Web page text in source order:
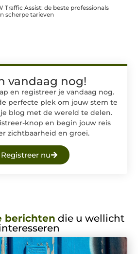
Traffic Assist: de beste professionals
scherpe tarieven
vandaag nog!
en registreer je vandaag nog.
perfecte plek om jouw stem te
blog met de wereld te delen.
knop en begin jouw reis
zichtbaarheid en groei.
Registreer nu
berichten die u wellicht